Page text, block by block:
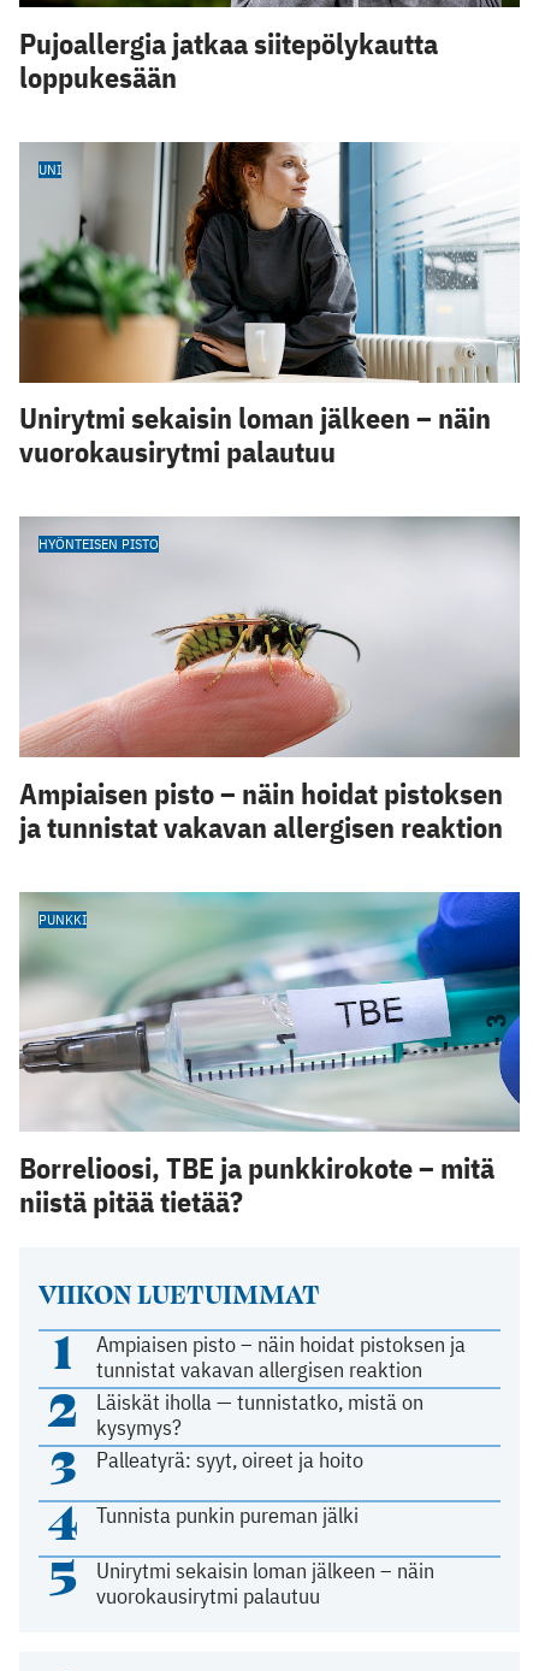
VIIKON LUETUIMMAT
1
Ampiaisen pisto – näin hoidat pistoksen ja
tunnistat vakavan allergisen reaktion
2
Läiskät iholla — tunnistatko, mistä on
kysymys?
3 Palleatyrä: syyt, oireet ja hoito
4 Tunnista punkin pureman jälki
5
Unirytmi sekaisin loman jälkeen – näin
vuorokausirytmi palautuu
Pujoallergia jatkaa siitepölykautta
loppukesään
UNI
Unirytmi sekaisin loman jälkeen – näin
vuorokausirytmi palautuu
HYÖNTEISEN PISTO
Ampiaisen pisto – näin hoidat pistoksen
ja tunnistat vakavan allergisen reaktion
PUNKKI
Borrelioosi, TBE ja punkkirokote – mitä
niistä pitää tietää?